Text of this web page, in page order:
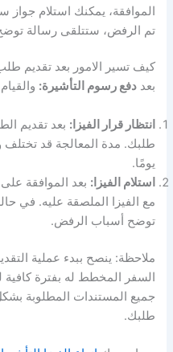
الموافقة، يمكنك استلام جواز
تم الرفض، ستتلقى رسالة
كيف تسير الامور بعد تقديم
بعددفع رسوم التأشيرة:
انتظار قرار الفيزا: بعد تقديم
يومًا.
استلام الفيزا: بعد الموافقة
مع الفيزا الملصقة عليه. في
توضح أسباب الرفض.
ملاحظة: ينصح ببدء عملية
السفر المخطط له بفترة كافية
جميع المستندات المطلوبة
طلبك.